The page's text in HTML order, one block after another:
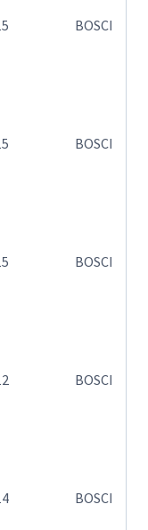
BOSCH
BOSCH
BOSCH
BOSCH
BOSCH